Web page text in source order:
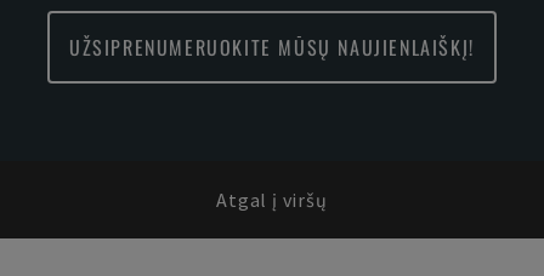
UŽSIPRENUMERUOKITE MŪSŲ NAUJIENLAIŠKĮ!
Atgal į viršų